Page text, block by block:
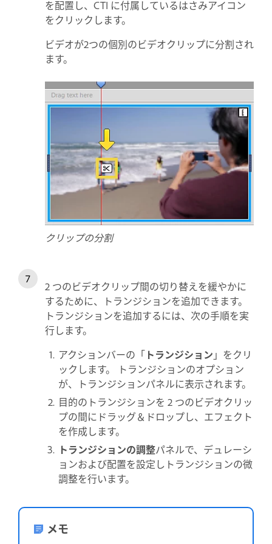
を配置し、CTI に付属しているはさみアイコン
をクリックします。
ビデオが2つの個別のビデオクリップに分割され
ます。
クリップの分割
2 つのビデオクリップ間の切り替えを緩やかに
するために、トランジションを追加できます。
トランジションを追加するには、次の手順を実
行します。
アクションバーの「 トランジション 」をクリ
ックします。 トランジションのオプション
が、トランジションパネルに表示されます。
目的のトランジションを 2 つのビデオクリッ
プの間にドラッグ＆ドロップし、エフェクト
を作成します。
トランジションの調整パネルで、デュレーシ
ョンおよび配置を設定しトランジションの微
調整を行います。
メモ